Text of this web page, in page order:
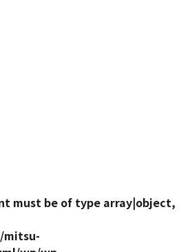
must be of type array|object,
mitsu-